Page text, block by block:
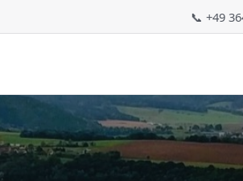
📞 +49